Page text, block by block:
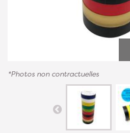
*Photos non contractuelles